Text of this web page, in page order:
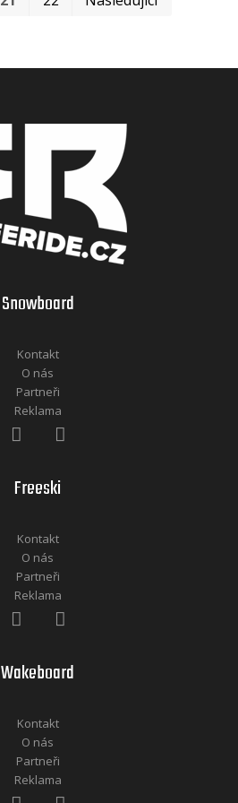
Snowboard
Kontakt
O nás
Partneři
Reklama
Freeski
Kontakt
O nás
Partneři
Reklama
Wakeboard
Kontakt
O nás
Partneři
Reklama